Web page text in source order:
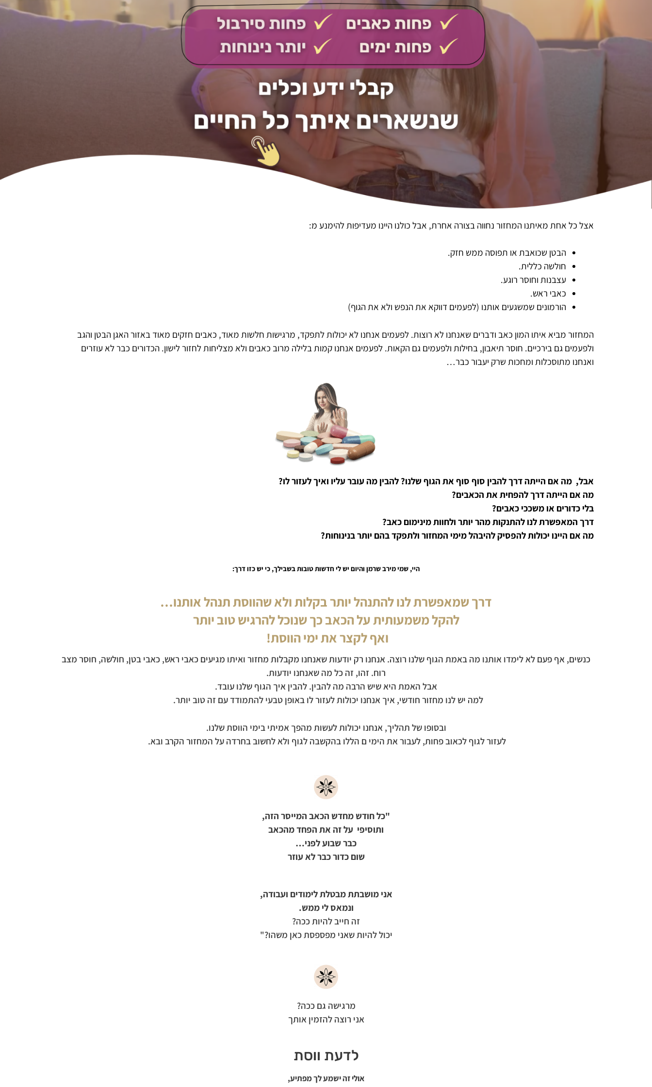
אצל כל אחת מאיתנו המחזור נחווה בצורה אחרת, אבל כולנו היינו מעדיפות להימנע מ:
הבטן שכואבת או תפוסה ממש חזק.
חולשה כללית.
עצבנות וחוסר רוגע.
כאבי ראש.
הורמונים שמשגעים אותנו (לפעמים דווקא את הנפש ולא את הגוף)
המחזור מביא איתו המון כאב ודברים שאנחנו לא רוצות. לפעמים אנחנו לא יכולות לתפקד, מרגישות חלשות מאוד, כאבים חזקים מאוד באזור האגן הבטן והגב
ולפעמים גם בירכיים. חוסר תיאבון, בחילות ולפעמים גם הקאות. לפעמים אנחנו קמות בלילה מרוב כאבים ולא מצליחות לחזור לישון. הכדורים כבר לא עוזרים
ואנחנו מתוסכלות ומחכות שרק יעבור כבר…
אבל, מה אם הייתה דרך להבין סוף סוף את הגוף שלנו? להבין מה עובר עליו ואיך לעזור לו?
מה אם הייתה דרך להפחית את הכאבים?
בלי כדורים או משככי כאבים?
דרך המאפשרת לנו להתנקות מהר יותר ולחוות מינימום כאב?
מה אם היינו יכולות להפסיק להיבהל מימי המחזור ולתפקד בהם יותר בנינוחות?
היי, שמי מירב שרמן והיום יש לי חדשות טובות בשבילך, כי יש כזו דרך:
דרך שמאפשרת לנו להתנהל יותר בקלות ולא שהווסת תנהל אותנו…
להקל משמעותית על הכאב כך שנוכל להרגיש טוב יותר
ואף לקצר את ימי הווסת!
כנשים, אף פעם לא לימדו אותנו מה באמת הגוף שלנו רוצה. אנחנו רק יודעות שאנחנו מקבלות מחזור ואיתו מגיעים כאבי ראש, כאבי בטן, חולשה, חוסר מצב
רוח. זהו, זה כל מה שאנחנו יודעות.
אבל האמת היא שיש הרבה מה להבין. להבין איך הגוף שלנו עובד.
למה יש לנו מחזור חודשי, איך אנחנו יכולות לעזור לו באופן טבעי להתמודד עם זה טוב יותר.
ובסופו של תהליך, אנחנו יכולות לעשות מהפך אמיתי בימי הווסת שלנו.
לעזור לגוף לכאוב פחות, לעבור את הימי ם הללו בהקשבה לגוף ולא לחשוב בחרדה על המחזור הקרב ובא.
"כל חודש מחדש הכאב המייסר הזה,
ותוסיפי על זה את הפחד מהכאב
כבר שבוע לפני…
שום כדור כבר לא עוזר
אני מושבתת מבטלת לימודים ועבודה,
ונמאס לי ממש.
זה חייב להיות ככה?
יכול להיות שאני מפספסת כאן משהו?"
מרגישה גם ככה?
אני רוצה להזמין אותך
לדעת ווסת
אולי זה ישמע לך מפתיע,